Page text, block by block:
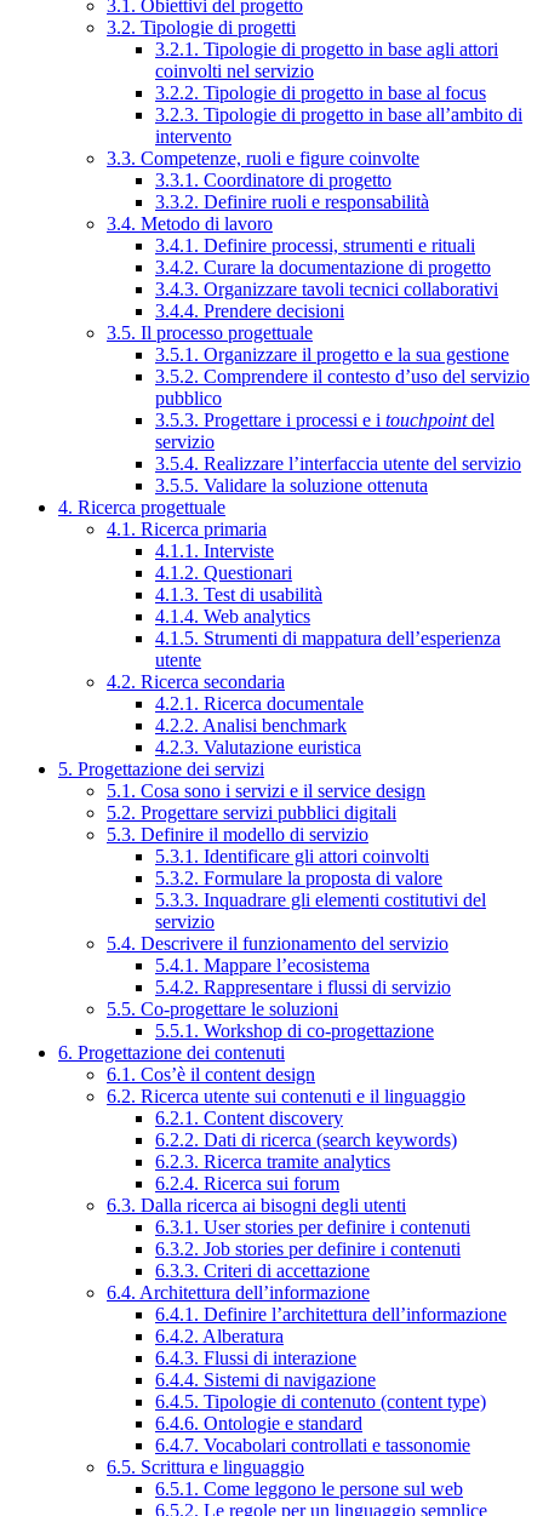
3.1. Obiettivi del progetto
3.2. Tipologie di progetti
3.2.1. Tipologie di progetto in base agli attori
coinvolti nel servizio
3.2.2. Tipologie di progetto in base al focus
3.2.3. Tipologie di progetto in base all’ambito di
intervento
3.3. Competenze, ruoli e figure coinvolte
3.3.1. Coordinatore di progetto
3.3.2. Definire ruoli e responsabilità
3.4. Metodo di lavoro
3.4.1. Definire processi, strumenti e rituali
3.4.2. Curare la documentazione di progetto
3.4.3. Organizzare tavoli tecnici collaborativi
3.4.4. Prendere decisioni
3.5. Il processo progettuale
3.5.1. Organizzare il progetto e la sua gestione
3.5.2. Comprendere il contesto d’uso del servizio
pubblico
3.5.3. Progettare i processi e i touchpointdel
servizio
3.5.4. Realizzare l’interfaccia utente del servizio
3.5.5. Validare la soluzione ottenuta
4. Ricerca progettuale
4.1. Ricerca primaria
4.1.1. Interviste
4.1.2. Questionari
4.1.3. Test di usabilità
4.1.4. Web analytics
4.1.5. Strumenti di mappatura dell’esperienza
utente
4.2. Ricerca secondaria
4.2.1. Ricerca documentale
4.2.2. Analisi benchmark
4.2.3. Valutazione euristica
5. Progettazione dei servizi
5.1. Cosa sono i servizi e il service design
5.2. Progettare servizi pubblici digitali
5.3. Definire il modello di servizio
5.3.1. Identificare gli attori coinvolti
5.3.2. Formulare la proposta di valore
5.3.3. Inquadrare gli elementi costitutivi del
servizio
5.4. Descrivere il funzionamento del servizio
5.4.1. Mappare l’ecosistema
5.4.2. Rappresentare i flussi di servizio
5.5. Co-progettare le soluzioni
5.5.1. Workshop di co-progettazione
6. Progettazione dei contenuti
6.1. Cos’è il content design
6.2. Ricerca utente sui contenuti e il linguaggio
6.2.1. Content discovery
6.2.2. Dati di ricerca (search keywords)
6.2.3. Ricerca tramite analytics
6.2.4. Ricerca sui forum
6.3. Dalla ricerca ai bisogni degli utenti
6.3.1. User stories per definire i contenuti
6.3.2. Job stories per definire i contenuti
6.3.3. Criteri di accettazione
6.4. Architettura dell’informazione
6.4.1. Definire l’architettura dell’informazione
6.4.2. Alberatura
6.4.3. Flussi di interazione
6.4.4. Sistemi di navigazione
6.4.5. Tipologie di contenuto (content type)
6.4.6. Ontologie e standard
6.4.7. Vocabolari controllati e tassonomie
6.5. Scrittura e linguaggio
6.5.1. Come leggono le persone sul web
6.5.2. Le regole per un linguaggio semplice